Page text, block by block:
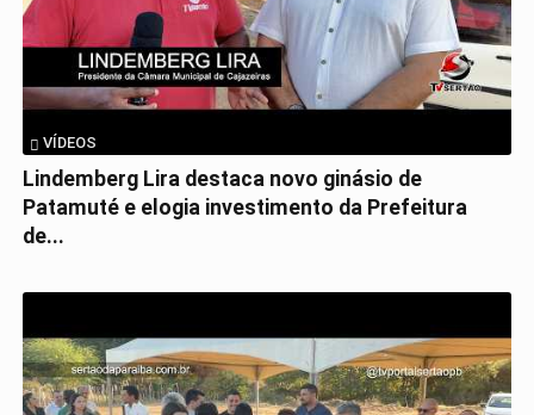
VÍDEOS
Lindemberg Lira destaca novo ginásio de
Patamuté e elogia investimento da Prefeitura
de...